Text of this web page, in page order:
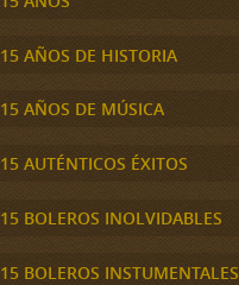
15 AÑOS DE HISTORIA
15 AÑOS DE MÚSICA
15 AUTÉNTICOS ÉXITOS
15 BOLEROS INOLVIDABLES
15 BOLEROS INSTUMENTALES